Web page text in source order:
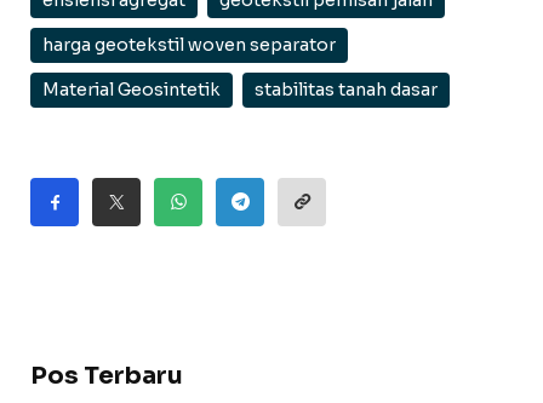
harga geotekstil woven separator
Material Geosintetik stabilitas tanah dasar
Pos Terbaru